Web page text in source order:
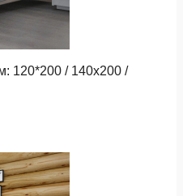
120*200 / 140х200 /